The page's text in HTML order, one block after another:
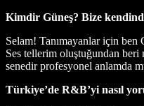
Kimdir Güneş? Bize
Selam! Tanımayanlar için ben
Ses tellerim oluştuğundan
senedir profesyonel anlamda
Türkiye’de R&B’yi nasıl